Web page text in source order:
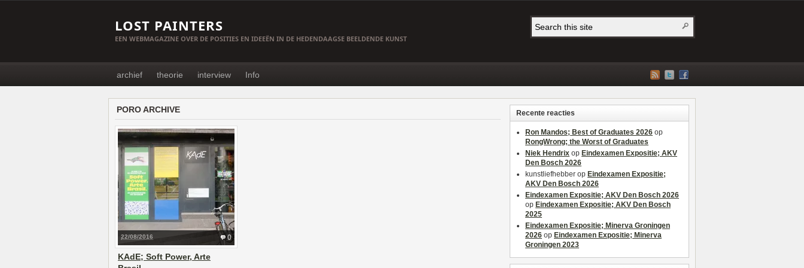
LOST PAINTERS
EEN WEBMAGAZINE OVER DE POSITIES EN IDEEËN IN DE HEDENDAAGSE BEELDENDE KUNST
archief theorie interview Info
PORO ARCHIVE
0
22/08/2016
KAdE; Soft Power, Arte
Recente reacties
Ron Mandos; Best of Graduates 2026 op
RongWrong; the Worst of Graduates
Niek Hendrix op Eindexamen Expositie; AKV
Den Bosch 2026
kunstliefhebber op Eindexamen Expositie;
AKV Den Bosch 2026
Eindexamen Expositie; AKV Den Bosch 2026
op Eindexamen Expositie; AKV Den Bosch
2025
Eindexamen Expositie; Minerva Groningen
2026 op Eindexamen Expositie; Minerva
Groningen 2023